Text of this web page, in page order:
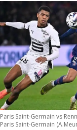
Paris Saint-Germain vs
Paris Saint-Germain